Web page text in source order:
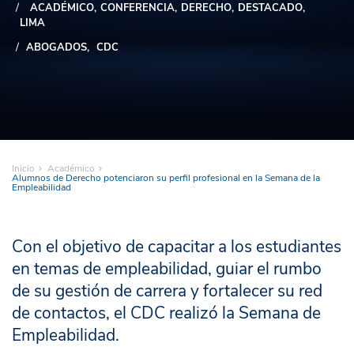
ACADÉMICO CONFERENCIA DERECHO DESTACADO
LIMA
ABOGADOS
CDC
Inicio Académico
Alumnos de Derecho potenciaron su perfil profesional en la Semana de la
Empleabilidad
Con el objetivo de capacitar a los estudiantes
en temas de empleabilidad, guiar el rumbo
de su gestión de carrera y fortalecer su red
de contactos, el CDC realizó la Semana de
Empleabilidad.